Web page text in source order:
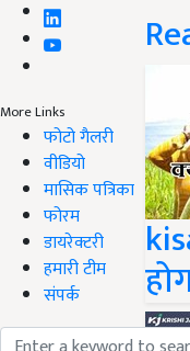
More Links
फोटो गैलरी
वीडियो
मासिक पत्रिका
फोरम
डायरेक्टरी
हमारी टीम
संपर्क